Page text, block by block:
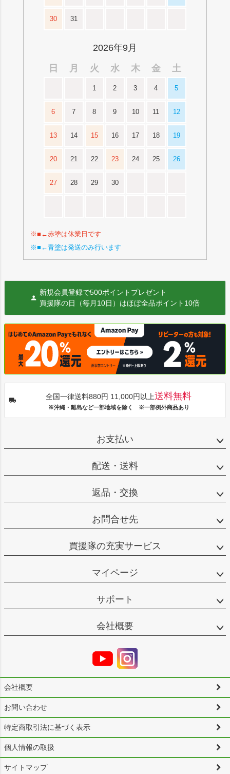
30 31
2026年9月
日
月 火 水 木 金 土
1 2 3 4 5
6 7 8 9 10 11 12
13 14 15 16 17 18 19
20 21 22 23 24 25 26
27 28 29 30
※■←赤塗は休業日です
※■←青塗は発送のみ行います
新規会員登録で500ポイントプレゼント
買援隊の日（毎月10日）はほぼ全品ポイント10倍
全国一律送料880円 11,000円以上送料無料
※沖縄・離島など一部地域を除く ※一部例外商品あり
お支払い
配送・送料
返品・交換
お問合せ先
買援隊の充実サービス
マイページ
サポート
会社概要
会社概要
お問い合わせ
特定商取引法に基づく表示
個人情報の取扱
サイトマップ